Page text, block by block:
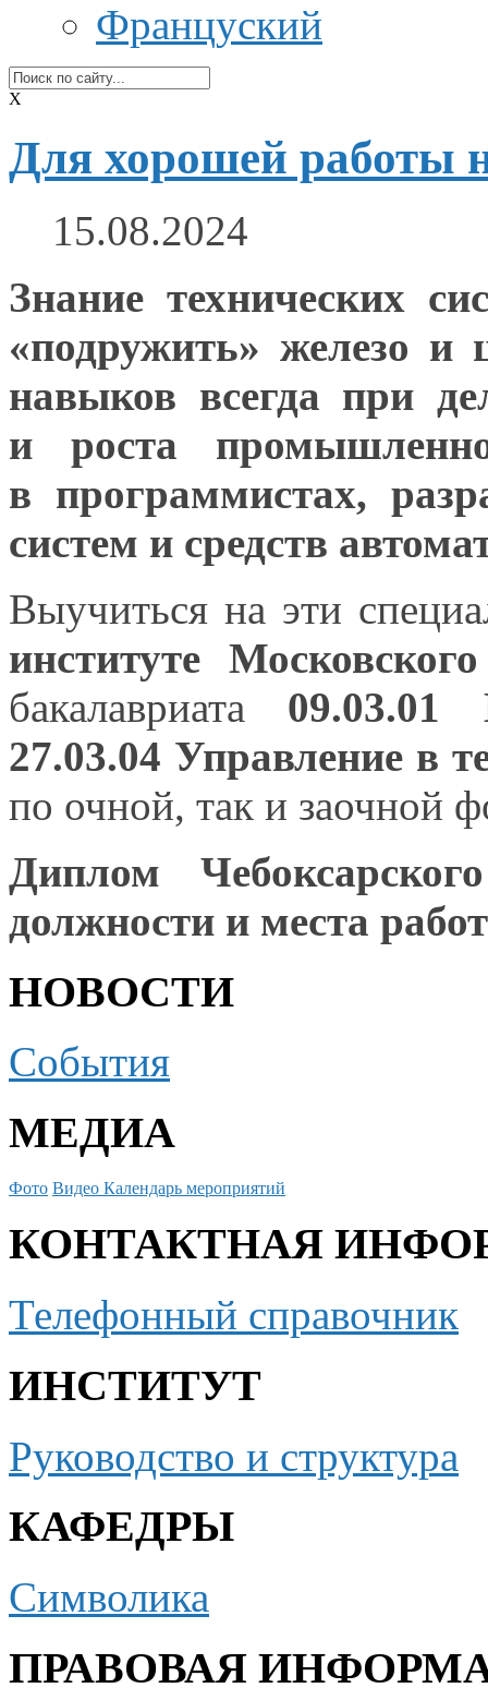
Француский
X
Для хорошей работы
15.08.2024
Знание технических
«подружить» железо и
навыков всегда при
и роста
в программистах,
систем и средств
Выучиться на эти
институте
бакалавриата
27.03.04 Управление в
по очной, так и заочной
Диплом
должности и места
НОВОСТИ
События
МЕДИА
Фото Видео Календарь мероприятий
КОНТАКТНАЯ
Телефонный справочник
ИНСТИТУТ
Руководство и структура
КАФЕДРЫ
Символика
ПРАВОВАЯ